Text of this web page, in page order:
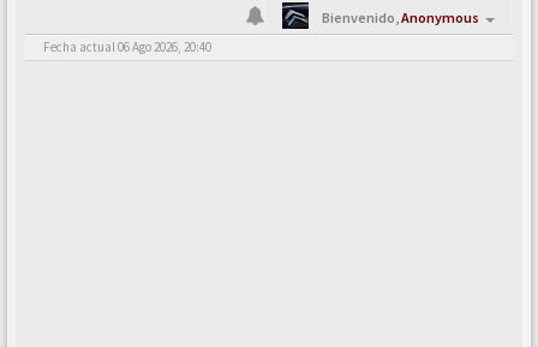
Bienvenido,Anonymous
Fecha actual 06 Ago 2026, 20:40